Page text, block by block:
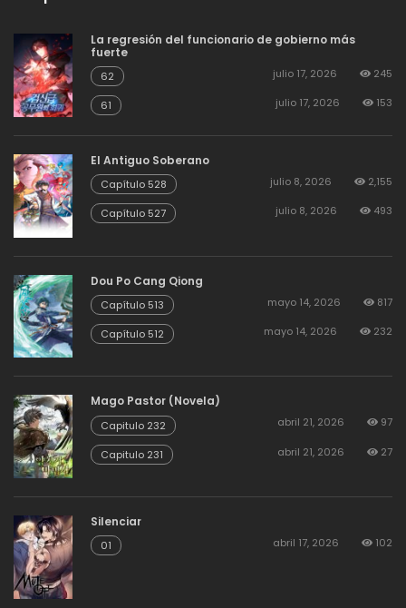
154 agosto 19, 2025 120
153 agosto 19, 2025
152 agosto 19, 2025 121
151 agosto 19, 2025 113
150 agosto 19, 2025 119
149 agosto 19, 2025
148 agosto 19, 2025 97
147 agosto 19, 2025
146 agosto 19, 2025
La regresión del funcionario de gobierno más
fuerte
62 julio 17, 2026 245
61 julio 17, 2026 153
El Antiguo Soberano
Capítulo 528 julio 8, 2026 2,155
Capítulo 527 julio 8, 2026 493
Dou Po Cang Qiong
Capítulo 513 mayo 14, 2026 817
Capítulo 512 mayo 14, 2026 232
Mago Pastor (Novela)
Capitulo 232 abril 21, 2026 97
Capitulo 231 abril 21, 2026 27
Silenciar
01 abril 17, 2026 102